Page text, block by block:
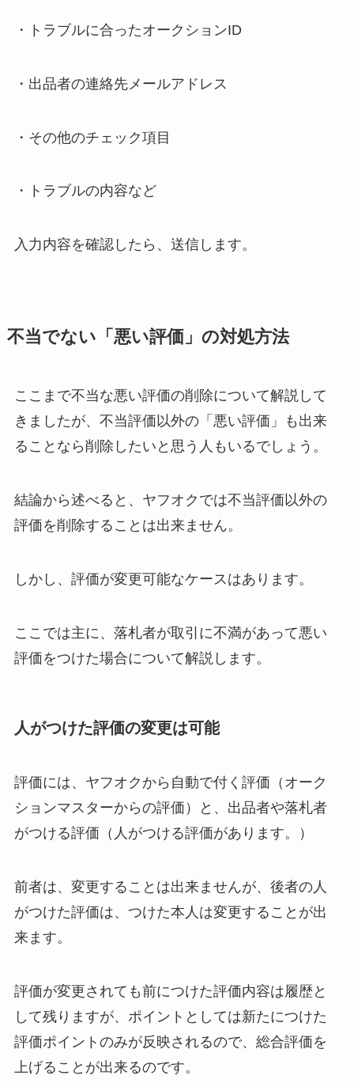
・トラブルに合ったオークションID
・出品者の連絡先メールアドレス
・その他のチェック項目
・トラブルの内容など
入力内容を確認したら、送信します。
不当でない「悪い評価」の対処方法
ここまで不当な悪い評価の削除について解説して
きましたが、不当評価以外の「悪い評価」も出来
ることなら削除したいと思う人もいるでしょう。
結論から述べると、ヤフオクでは不当評価以外の
評価を削除することは出来ません。
しかし、評価が変更可能なケースはあります。
ここでは主に、落札者が取引に不満があって悪い
評価をつけた場合について解説します。
人がつけた評価の変更は可能
評価には、ヤフオクから自動で付く評価（オーク
ションマスターからの評価）と、出品者や落札者
がつける評価（人がつける評価があります。）
前者は、変更することは出来ませんが、後者の人
がつけた評価は、つけた本人は変更することが出
来ます。
評価が変更されても前につけた評価内容は履歴と
して残りますが、ポイントとしては新たにつけた
評価ポイントのみが反映されるので、総合評価を
上げることが出来るのです。